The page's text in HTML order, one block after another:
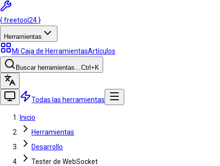
{freetool 24 }
Herramientas
Mi Caja de HerramientasArtículos
Buscar herramientas…Ctrl +K
Todas las herramientas
Inicio
Herramientas
Desarrollo
Tester de WebSocket